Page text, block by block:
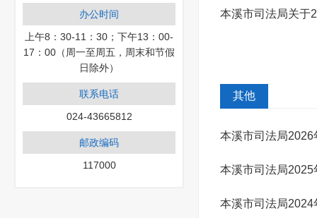
办公时间
上午8：30-11：30；下午13：00-
17：00（周一至周五，周末和节假
日除外）
联系电话
024-43665812
邮政编码
117000
法律职业资...
本溪市司法局关于
其他
本溪市司法局
本溪市司法局
本溪市司法局